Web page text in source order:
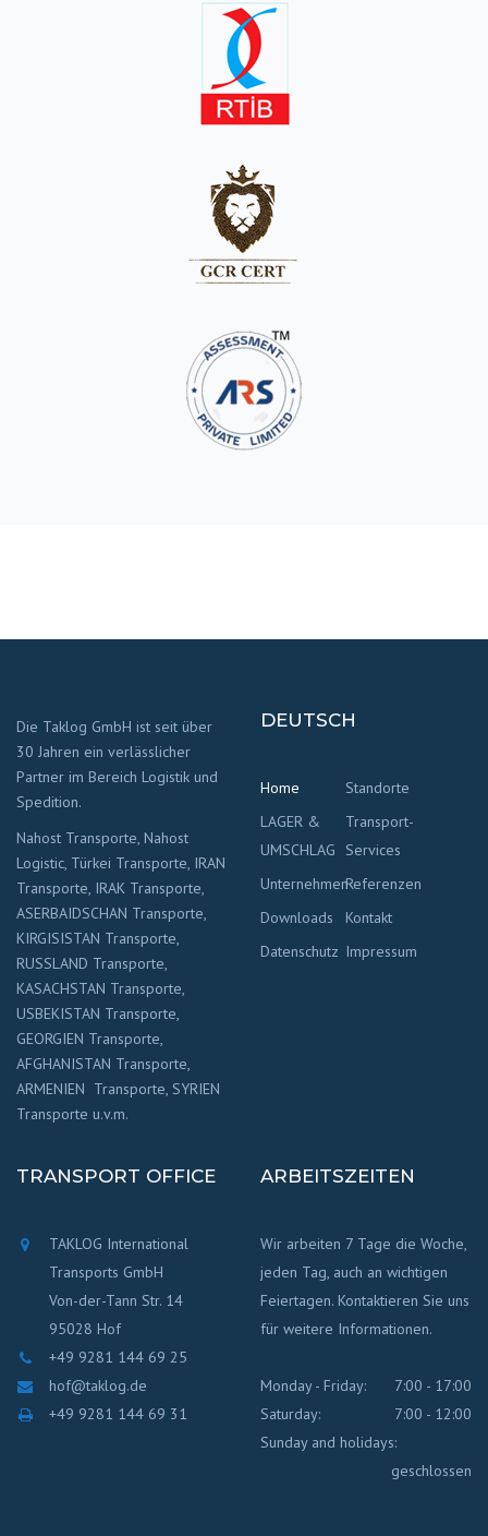
Die Taklog GmbH ist seit über
30 Jahren ein verlässlicher
Partner im Bereich Logistik und
Spedition.
Nahost Transporte, Nahost
Logistic, Türkei Transporte, IRAN
Transporte, IRAK Transporte,
ASERBAIDSCHAN Transporte,
KIRGISISTAN Transporte,
RUSSLAND Transporte,
KASACHSTAN Transporte,
USBEKISTAN Transporte,
GEORGIEN Transporte,
AFGHANISTAN Transporte,
ARMENIEN Transporte, SYRIEN
Transporte u.v.m.
DEUTSCH
Home
Standorte
LAGER &
UMSCHLAG
Transport-
Services
UnternehmenReferenzen
Downloads
Kontakt
Datenschutz Impressum
TRANSPORT OFFICE
TAKLOG International
Transports GmbH
Von-der-Tann Str. 14
95028 Hof
+49 9281 144 69 25
hof@taklog.de
+49 9281 144 69 31
ARBEITSZEITEN
Wir arbeiten 7 Tage die Woche,
jeden Tag, auch an wichtigen
Feiertagen. Kontaktieren Sie uns
für weitere Informationen.
Monday - Friday:
7:00 - 17:00
Saturday:
7:00 - 12:00
Sunday and holidays:
geschlossen